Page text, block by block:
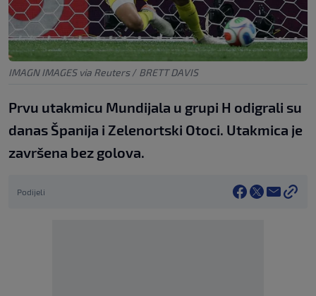
IMAGN IMAGES via Reuters / BRETT DAVIS
Prvu utakmicu Mundijala u grupi H odigrali su
danas Španija i Zelenortski Otoci. Utakmica je
završena bez golova.
Podijeli